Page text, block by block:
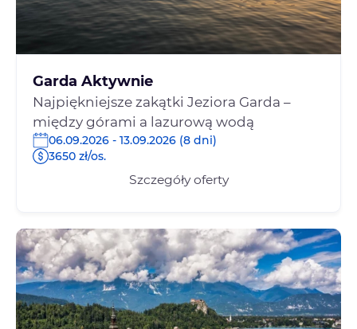
Garda Aktywnie
Najpiękniejsze zakątki Jeziora Garda –
między górami a lazurową wodą
06.09.2026 - 13.09.2026 (8 dni)
3650 zł/os.
Szczegóły oferty